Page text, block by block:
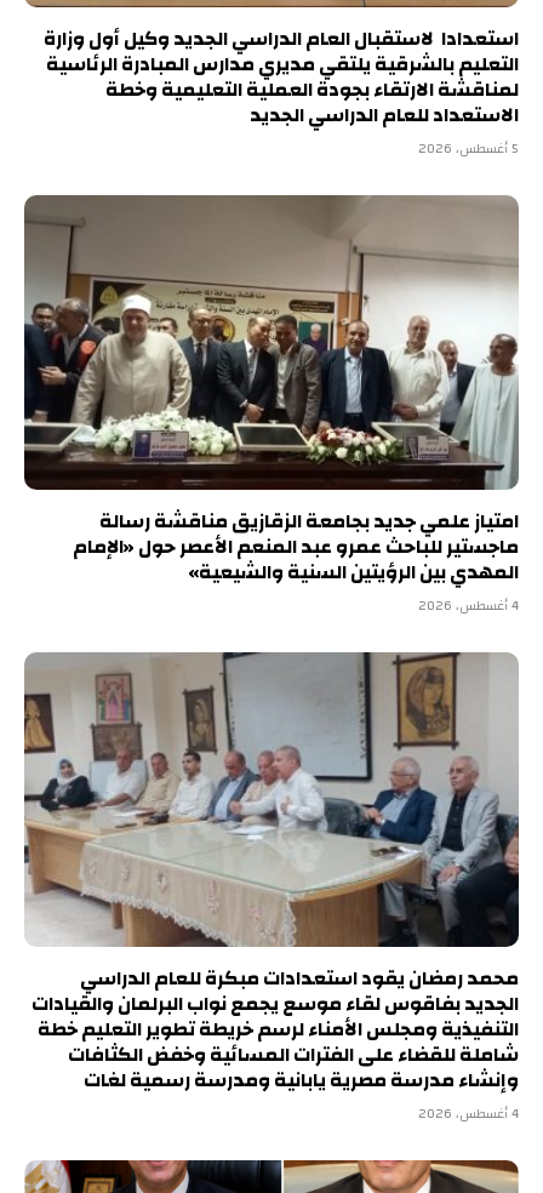
استعدادا لاستقبال العام الدراسي الجديد وكيل أول وزارة
التعليم بالشرقية يلتقي مديري مدارس المبادرة الرئاسية
لمناقشة الارتقاء بجودة العملية التعليمية وخطة
الاستعداد للعام الدراسي الجديد
5 أغسطس، 2026
امتياز علمي جديد بجامعة الزقازيق مناقشة رسالة
ماجستير للباحث عمرو عبد المنعم الأعصر حول «الإمام
المهدي بين الرؤيتين السنية والشيعية»
4 أغسطس، 2026
محمد رمضان يقود استعدادات مبكرة للعام الدراسي
الجديد بفاقوس لقاء موسع يجمع نواب البرلمان والقيادات
التنفيذية ومجلس الأمناء لرسم خريطة تطوير التعليم خطة
شاملة للقضاء على الفترات المسائية وخفض الكثافات
وإنشاء مدرسة مصرية يابانية ومدرسة رسمية لغات
4 أغسطس، 2026